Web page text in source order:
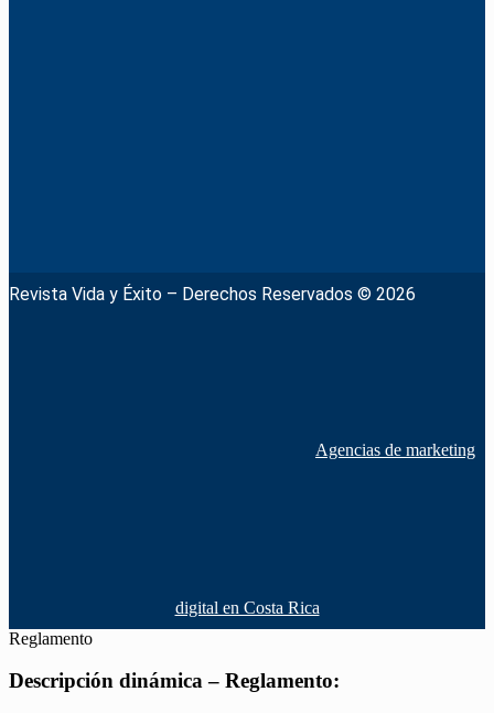
Revista Vida y Éxito – Derechos Reservados © 2026
Agencias de marketing
digital en Costa Rica
Reglamento
Descripción dinámica – Reglamento: